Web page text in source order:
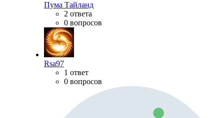
Пума Тайланд
2 ответа
0 вопросов
Rsa97
1 ответ
0 вопросов